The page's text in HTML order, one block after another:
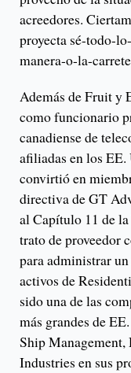
acreedores.
proyecta sé-todo-
manera-o-la-
Además de Fruit y
como funcionario
canadiense de
afiliadas en los
convirtió en
directiva de GT
al Capítulo 11 de
trato de proveedor
para administrar
activos de
sido una de las
más grandes de
Ship
Industries en sus